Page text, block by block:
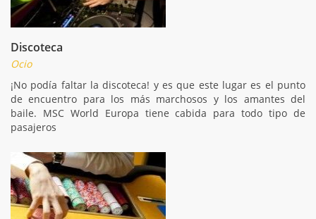
Discoteca
Ocio
¡No podía faltar la discoteca! y es que este lugar es el punto
de encuentro para los más marchosos y los amantes del
baile. MSC World Europa tiene cabida para todo tipo de
pasajeros